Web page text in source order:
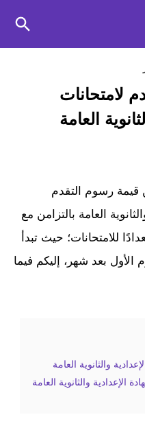
لامتحانات
العامة
قيمة رسوم التقدم
العامة بالتزامن مع
للامتحانات؛ حيث تبدأ
الأول بعد شهر، إليكم فيما
والثانوية العامة
والثانوية العامة